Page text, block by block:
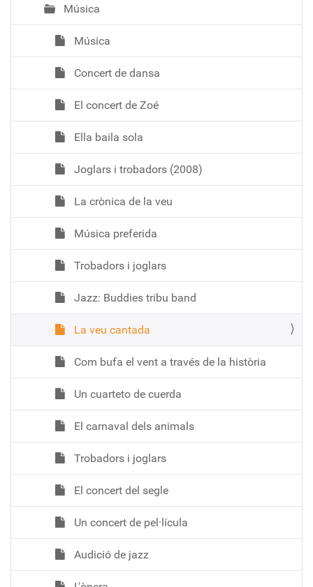
Música
Música
Concert de dansa
El concert de Zoé
Ella baila sola
Joglars i trobadors (2008)
La crònica de la veu
Música preferida
Trobadors i joglars
Jazz: Buddies tribu band
La veu cantada
Com bufa el vent a través de la història
Un cuarteto de cuerda
El carnaval dels animals
Trobadors i joglars
El concert del segle
Un concert de pel·lícula
Audició de jazz